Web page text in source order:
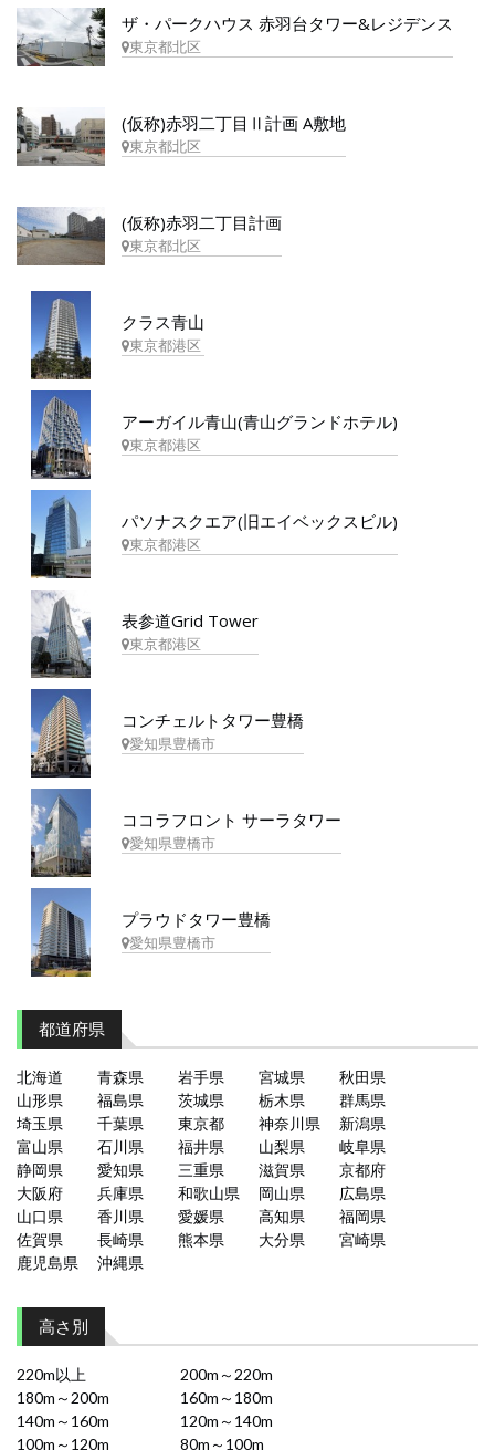
ザ・パークハウス 赤羽台タワー&レジデンス
東京都北区
(仮称)赤羽二丁目Ⅱ計画 A敷地
東京都北区
(仮称)赤羽二丁目計画
東京都北区
クラス青山
東京都港区
アーガイル青山(青山グランドホテル)
東京都港区
パソナスクエア(旧エイベックスビル)
東京都港区
表参道Grid Tower
東京都港区
コンチェルトタワー豊橋
愛知県豊橋市
ココラフロント サーラタワー
愛知県豊橋市
プラウドタワー豊橋
愛知県豊橋市
都道府県
北海道 青森県 岩手県 宮城県
秋田県
山形県
福島県 茨城県 栃木県
群馬県
埼玉県
千葉県 東京都 神奈川県
新潟県
富山県
石川県 福井県 山梨県
岐阜県
静岡県
愛知県 三重県 滋賀県
京都府
大阪府
兵庫県 和歌山県 岡山県
広島県
山口県
香川県 愛媛県 高知県
福岡県
佐賀県
長崎県 熊本県 大分県
宮崎県
鹿児島県
沖縄県
高さ別
220m以上
200m～220m
180m～200m
160m～180m
140m～160m
120m～140m
100m～120m
80m～100m